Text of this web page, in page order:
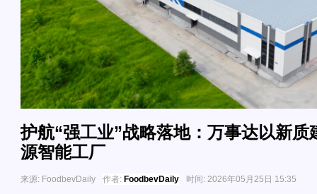
护航“强工业”战略落地：万事达以新质
源智能工厂
来源: FoodbevDaily 作者: FoodbevDaily 时间: 2026年05月25日 15:35